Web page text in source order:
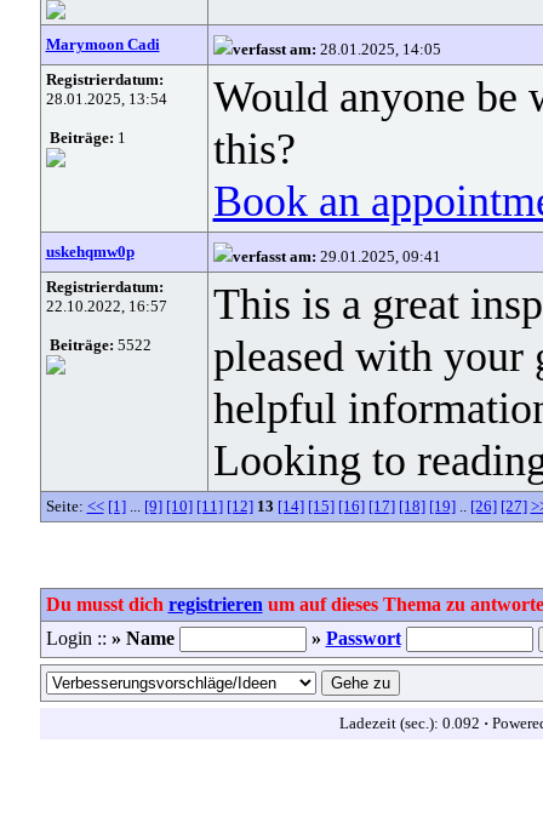
Marymoon Cadi verfasst am: 28.01.2025, 14:05
Registrierdatum:
28.01.2025, 13:54
Beiträge: 1
Would anyone
this?
Book an
uskehqmw0p verfasst am: 29.01.2025, 09:41
Registrierdatum:
22.10.2022, 16:57
Beiträge: 5522
This is a great
pleased with
helpful
Looking to
Seite: << [1]... [9] [10] [11] [12] 13 [14] [15] [16] [17] [18] [19].. [26] [27]
Du musst dich registrieren um auf dieses Thema zu
Login :: » Name » Passwort
Ladezeit (sec.): 0.092 ·